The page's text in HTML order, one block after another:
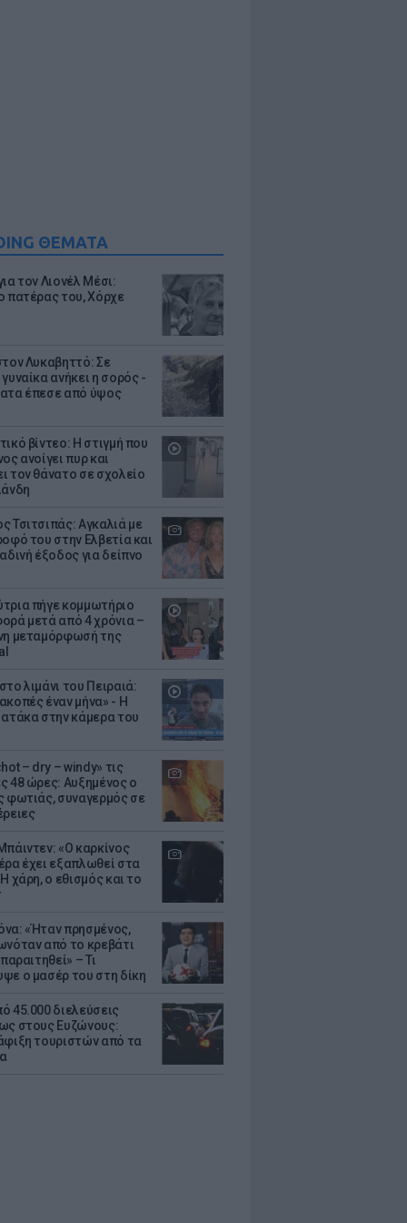
ΘΕΜΑΤΑ
τον Λιονέλ Μέσι:
πατέρας του, Χόρχε
Λυκαβηττό: Σε
ανήκει η σορός -
έπεσε από ύψος
βίντεο: Η στιγμή που
ανοίγει πυρ και
τον θάνατο σε σχολείο
Τσιτσιπάς: Αγκαλιά με
του στην Ελβετία και
έξοδος για δείπνο
πήγε κομμωτήριο
μετά από 4 χρόνια –
μεταμόρφωσή της
λιμάνι του Πειραιά:
έναν μήνα» - Η
ατάκα στην κάμερα του
– dry – windy» τις
48 ώρες: Αυξημένος ο
φωτιάς, συναγερμός σε
«Ο καρκίνος
έχει εξαπλωθεί στα
χάρη, ο εθισμός και το
«Ήταν πρησμένος,
από το κρεβάτι
– Τι
ο μασέρ του στη δίκη
45.000 διελεύσεις
στους Ευζώνους:
τουριστών από τα